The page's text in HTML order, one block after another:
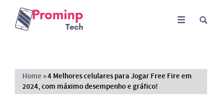
Home »4 Melhores celulares para Jogar Free Fire em
2024, com máximo desempenho e gráfico!